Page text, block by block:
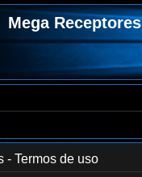
Mega Receptores
- Termos de uso